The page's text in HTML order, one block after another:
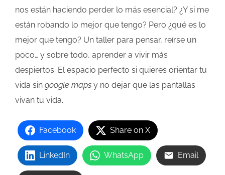
nos están haciendo perder lo más esencial? ¿Y si me
están robando lo mejor que tengo? Pero ¿qué es lo
mejor que tengo? Un taller para pensar, reírse un
poco… y sobre todo, aprender a vivir más
despiertos. El espacio perfecto si quieres orientar tu
vida sin google maps y no dejar que las pantallas
vivan tu vida.
Facebook Share on X
LinkedIn WhatsApp Email